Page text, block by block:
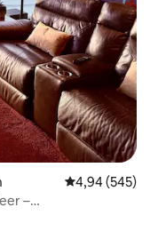
4,94 (545)
–